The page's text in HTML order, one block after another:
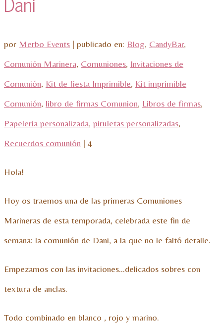
por Merbo Events | publicado en: Blog, CandyBar,
Comunión Marinera, Comuniones, Invitaciones de
Comunión, Kit de fiesta Imprimible, Kit imprimible
Comunión, libro de firmas Comunion, Libros de firmas,
Papeleria personalizada, piruletas personalizadas,
Recuerdos comunión | 4
Hola!
Hoy os traemos una de las primeras Comuniones
Marineras de esta temporada, celebrada este fin de
semana: la comunión de Dani, a la que no le faltó detalle.
Empezamos con las invitaciones…delicados sobres con
textura de anclas.
Todo combinado en blanco , rojo y marino.